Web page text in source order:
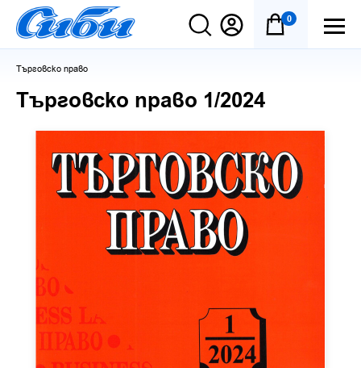
0
Търговско право
Търговско право 1/2024